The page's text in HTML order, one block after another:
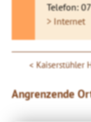
Telefon:
> Internet
Kaiserstühler
Angrenzende